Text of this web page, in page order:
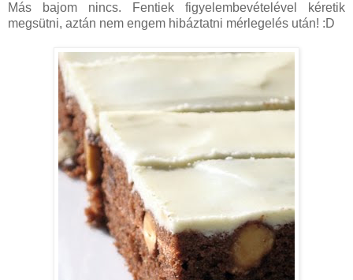
Más bajom nincs. Fentiek figyelembevételével kéretik
megsütni, aztán nem engem hibáztatni mérlegelés után! :D